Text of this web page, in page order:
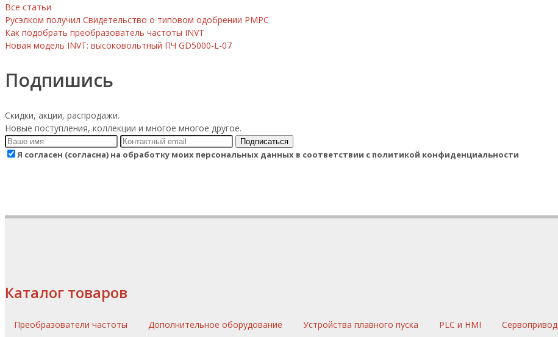
Все статьи
Русэлком получил Свидетельство о типовом одобрении РМРС
Как подобрать преобразователь частоты INVT
Новая модель INVT: высоковольтный ПЧ GD5000-L-07
Подпишись
Скидки, акции, распродажи.
Новые поступления, коллекции и многое многое другое.
Подписаться
Я согласен (согласна) на обработку моих персональных данных в соответствии с политикой конфиденциальности
Каталог товаров
Преобразователи частоты Дополнительное оборудование Устройства плавного пуска PLC и HMI Сервопривод